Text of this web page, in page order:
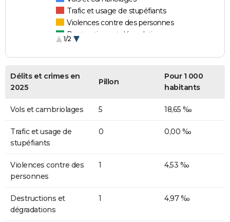
Trafic et usage de stupéfiants
Violences contre des personnes
Destructions et dégradations
1/2
Délits et crimes en
2025
Pillon
Pour 1 000
habitants
Vols et cambriolages 5 18,65 ‰
Trafic et usage de
stupéfiants
0 0,00 ‰
Violences contre des
personnes
1 4,53 ‰
Destructions et
dégradations
1 4,97 ‰